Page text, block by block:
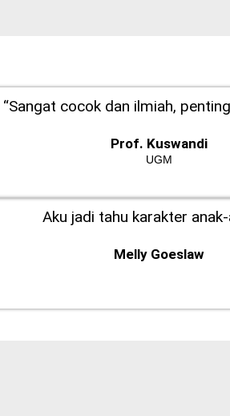
“Sangat cocok dan ilmiah,
Prof. Kuswandi
UGM
Aku jadi tahu karakter
Melly Goeslaw